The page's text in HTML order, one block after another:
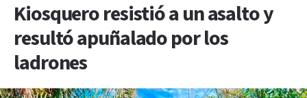
Kiosquero resistió a un asalto y
resultó apuñalado por los
ladrones